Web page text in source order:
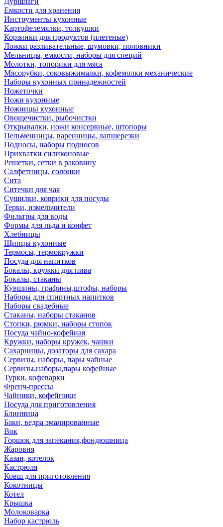
Емкости для хранения
Инструменты кухонные
Картофелемялки, толкушки
Корзинки для продуктов (плетеные)
Ложки разливательные, шумовки, половники
Мельницы, емкости, наборы для специй
Молотки, топорики для мяса
Мясорубки, соковыжималки, кофемолки механические
Наборы кухонных принадежностей
Ножеточки
Ножи кухонные
Ножницы кухонные
Овощечистки, рыбочистки
Открывалки, ножи консервные, штопоры
Пельменницы, варенницы, лапшерезки
Подносы, наборы подносов
Прихватки силиконовые
Решетки, сетки в раковину
Салфетницы, солонки
Сита
Ситечки для чая
Сушилки, коврики для посуды
Терки, измельчители
Фильтры для воды
Формы для льда и конфет
Хлебницы
Щипцы кухонные
Термосы, термокружки
Посуда для напитков
Бокалы, кружки для пива
Бокалы, стаканы
Кувшины, графины,штофы, наборы
Наборы для спиртных напитков
Наборы свадебные
Стаканы, наборы стаканов
Стопки, рюмки, наборы стопок
Посуда чайно-кофейная
Кружки, наборы кружек, чашки
Сахарницы, дозаторы для сахара
Сервизы, наборы, пары чайные
Сервизы,наборы,пары кофейные
Турки, кофеварки
Френч-прессы
Чайники, кофейники
Посуда для приготовления
Блинница
Баки, ведра эмалированные
Вок
Горшок для запекания,фондюшница
Жаровня
Казан, котелок
Кастрюля
Ковш для приготовления
Кокотницы
Котел
Крышка
Молоковарка
Набор кастрюль